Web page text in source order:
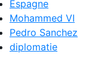
Espagne
Mohammed VI
Pedro Sanchez
diplomatie